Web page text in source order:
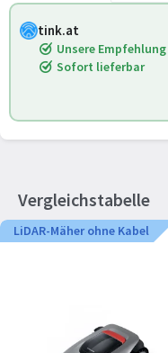
tink.at
Unsere Empfehlung
Sofort lieferbar
Vergleichstabelle
LiDAR-Mäher ohne Kabel